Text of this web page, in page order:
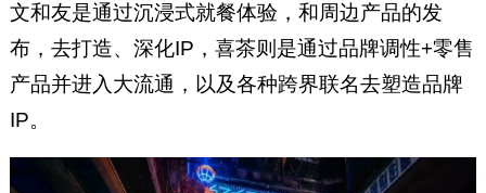
文和友是通过沉浸式就餐体验，和周边产品的发
布，去打造、深化IP，喜茶则是通过品牌调性+零售
产品并进入大流通，以及各种跨界联名去塑造品牌
IP。